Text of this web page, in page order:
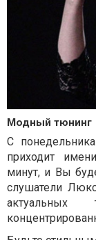
Модный тюнинг
С
приходит
минут, и Вы
слушатели